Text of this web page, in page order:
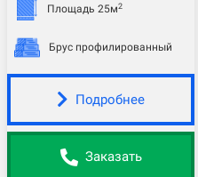
Площадь 25м2
Брус профилированный
Подробнее
Заказать